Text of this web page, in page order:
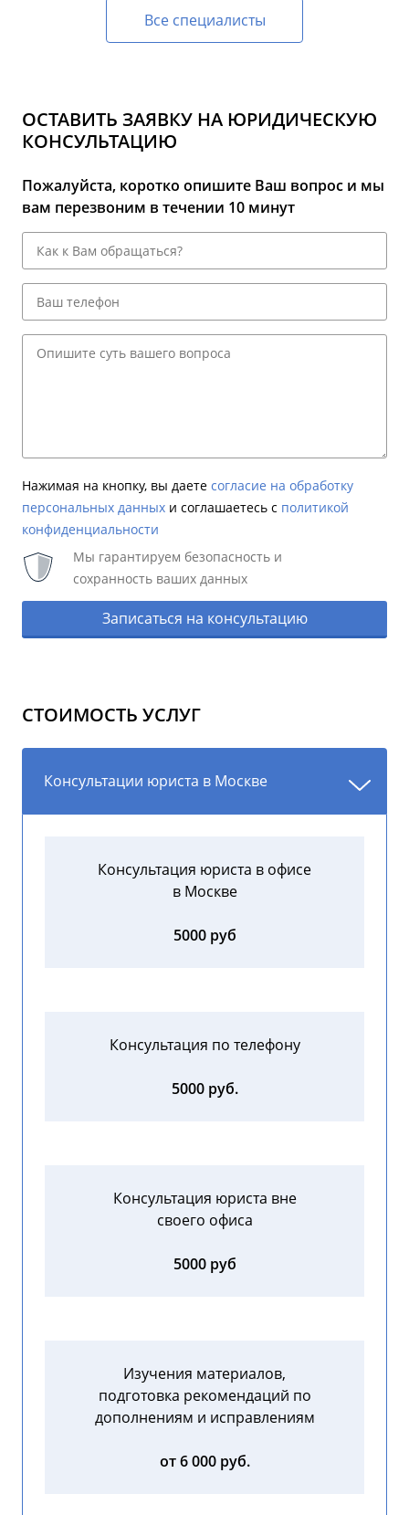
Все специалисты
ОСТАВИТЬ ЗАЯВКУ НА ЮРИДИЧЕСКУЮ
КОНСУЛЬТАЦИЮ
Пожалуйста, коротко опишите Ваш вопрос и мы
вам перезвоним в течении 10 минут
Нажимая на кнопку, вы даете согласие на обработку
персональных данных и соглашаетесь c политикой
конфиденциальности
Мы гарантируем безопасность и
сохранность ваших данных
Записаться на консультацию
СТОИМОСТЬ УСЛУГ
Консультации юриста в Москве
Консультация юриста в офисе
в Москве
5000 руб
Консультация по телефону
5000 руб.
Консультация юриста вне
своего офиса
5000 руб
Изучения материалов,
подготовка рекомендаций по
дополнениям и исправлениям
от 6 000 руб.